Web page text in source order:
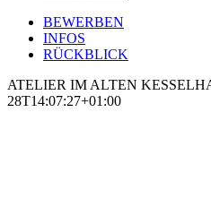
BEWERBEN
INFOS
RÜCKBLICK
ATELIER IM ALTEN
28T14:07:27+01:00